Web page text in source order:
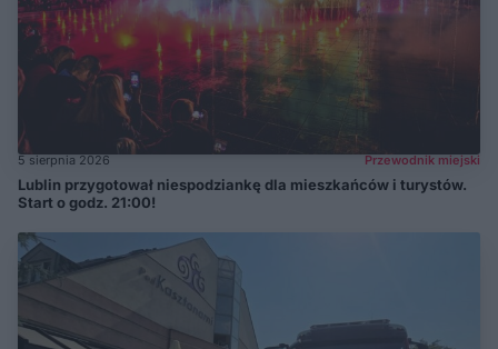
5 sierpnia 2026 Przewodnik miejski
Lublin przygotował niespodziankę dla mieszkańców i turystów.
Start o godz. 21:00!